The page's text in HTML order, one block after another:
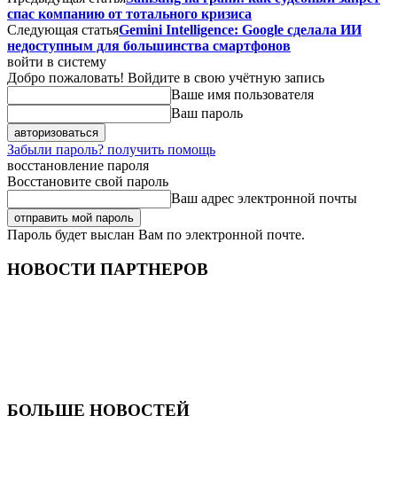
спас компанию от тотального кризиса
Следующая статьяGemini Intelligence: Google сделала ИИ
недоступным для большинства смартфонов
войти в систему
Добро пожаловать! Войдите в свою учётную запись
Ваше имя пользователя
Ваш пароль
Забыли пароль? получить помощь
восстановление пароля
Восстановите свой пароль
Ваш адрес электронной почты
Пароль будет выслан Вам по электронной почте.
НОВОСТИ ПАРТНЕРОВ
БОЛЬШЕ НОВОСТЕЙ